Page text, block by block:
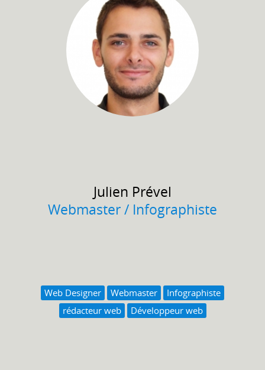
Julien Prével
Webmaster / Infographiste
Web Designer Webmaster
Infographiste
rédacteur web
Développeur web